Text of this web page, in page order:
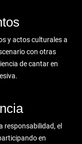
y actos culturales a
con otras
de cantar en
responsabilidad, el
en